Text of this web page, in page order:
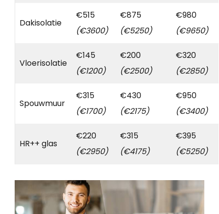
Dakisolatie
€515
(€3600)
€875
(€5250)
€980
(€9650)
Vloerisolatie
€145
(€1200)
€200
(€2500)
€320
(€2850)
Spouwmuur
€315
(€1700)
€430
(€2175)
€950
(€3400)
HR++ glas
€220
(€2950)
€315
(€4175)
€395
(€5250)